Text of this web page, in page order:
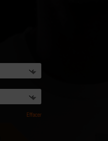
Effacer